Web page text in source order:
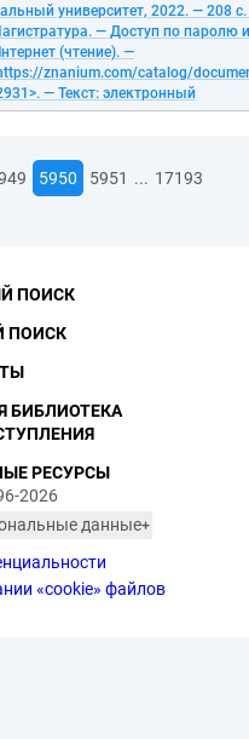
университет, 2022. — 208
— Доступ по паролю
(чтение). —
znanium.com/catalog/
— Текст: электронный
5950 5951 ... 17193
2026
данные
«cookie» файлов
ПОИСК
ПОИСК
БИБЛИОТЕКА
РЕСУРСЫ